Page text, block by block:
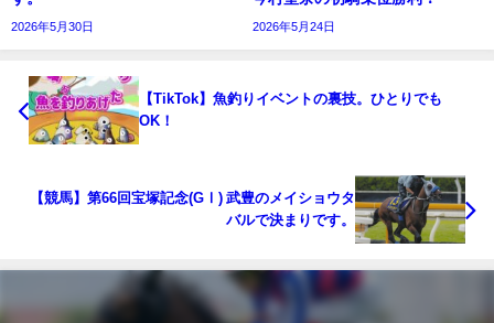
2026年5月30日 2026年5月24日
【TikTok】魚釣りイベントの裏技。ひとりでも
OK！
【競馬】第66回宝塚記念(GⅠ) 武豊のメイショウタ
バルで決まりです。